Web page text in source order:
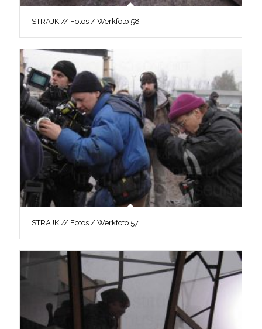
STRAJK // Fotos / Werkfoto 58
STRAJK // Fotos / Werkfoto 57